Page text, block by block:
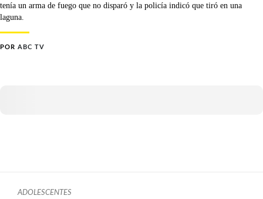
tenía un arma de fuego que no disparó y la policía indicó que tiró en una
laguna.
POR ABC TV
ADOLESCENTES